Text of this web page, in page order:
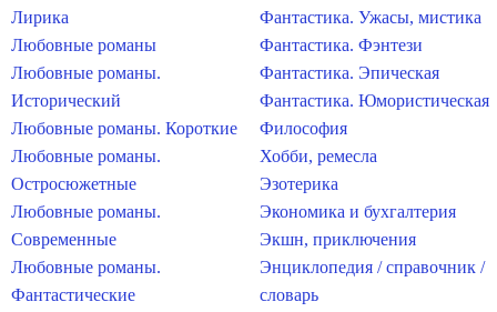
Лирика
Любовные романы
Любовные романы.
Исторический
Любовные романы. Короткие
Любовные романы.
Остросюжетные
Любовные романы.
Современные
Любовные романы.
Фантастические
Фантастика. Ужасы, мистика
Фантастика. Фэнтези
Фантастика. Эпическая
Фантастика. Юмористическая
Философия
Хобби, ремесла
Эзотерика
Экономика и бухгалтерия
Экшн, приключения
Энциклопедия / справочник /
словарь